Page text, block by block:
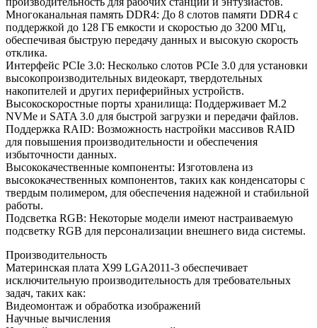
Многоканальная память DDR4: До 8 слотов памяти DDR4 с
поддержкой до 128 ГБ емкости и скоростью до 3200 МГц,
обеспечивая быструю передачу данных и высокую скорость
отклика.
Интерфейс PCIe 3.0: Несколько слотов PCIe 3.0 для установки
высокопроизводительных видеокарт, твердотельных
накопителей и других периферийных устройств.
Высокоскоростные порты хранилища: Поддерживает M.2
NVMe и SATA 3.0 для быстрой загрузки и передачи файлов.
Поддержка RAID: Возможность настройки массивов RAID
для повышения производительности и обеспечения
избыточности данных.
Высококачественные компоненты: Изготовлена из
высококачественных компонентов, таких как конденсаторы с
твердым полимером, для обеспечения надежной и стабильной
работы.
Подсветка RGB: Некоторые модели имеют настраиваемую
подсветку RGB для персонализации внешнего вида системы.
Производительность
Материнская плата X99 LGA2011-3 обеспечивает
исключительную производительность для требовательных
задач, таких как:
Видеомонтаж и обработка изображений
Научные вычисления